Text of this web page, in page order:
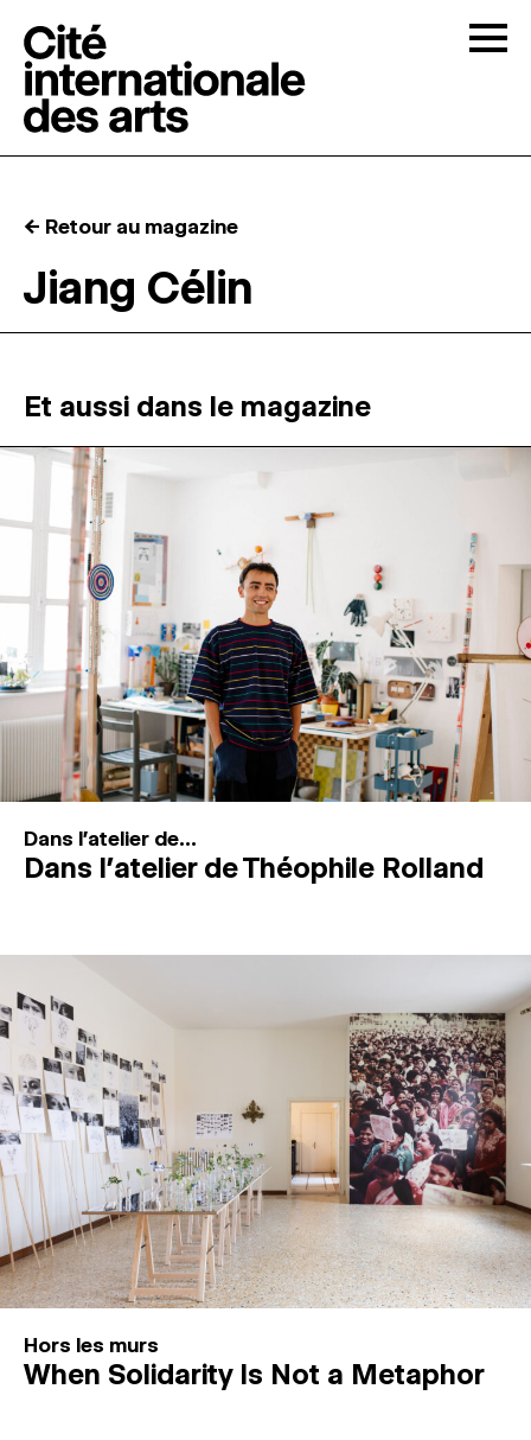
RÉSIDENCES ↓
ATELIERS OUVERTS
PROGRAMMATION
MAGAZINE
ESPACES DE PRATIQUE ARTISTIQUE ↓
Recherche
Connexion
← Retour au magazine
Jiang Célin
Et aussi dans le magazine
Dans l'atelier de...
Dans l’atelier de Théophile Rolland
Hors les murs
When Solidarity Is Not a Metaphor